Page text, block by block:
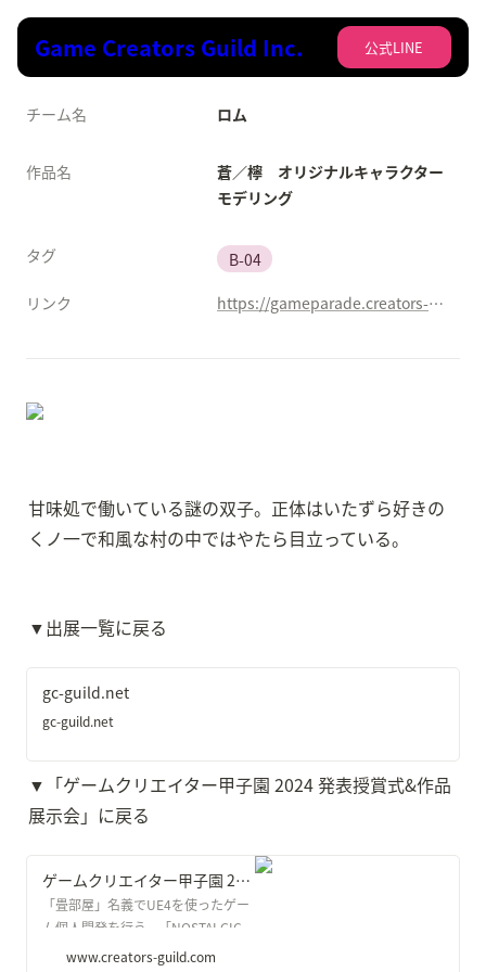
Game Creators Guild Inc. 公式LINE
チーム名 ロム
作品名
蒼／檸　オリジナルキャラクター
モデリング
タグ B-04
リンク https://gameparade.creators-guild.com/works/2587
甘味処で働いている謎の双子。正体はいたずら好きの
くノ一で和風な村の中ではやたら目立っている。
▼出展一覧に戻る
gc-guild.net
gc-guild.net
▼「ゲームクリエイター甲子園 2024 発表授賞式&作品
展示会」に戻る
ゲームクリエイター甲子園 2024 発表授賞式＆作品展示会
「畳部屋」名義でUE4を使ったゲー
ム個人開発を行う。「NOSTALGIC
TRAIN」は文化庁メディア芸術祭審
www.creators-guild.com